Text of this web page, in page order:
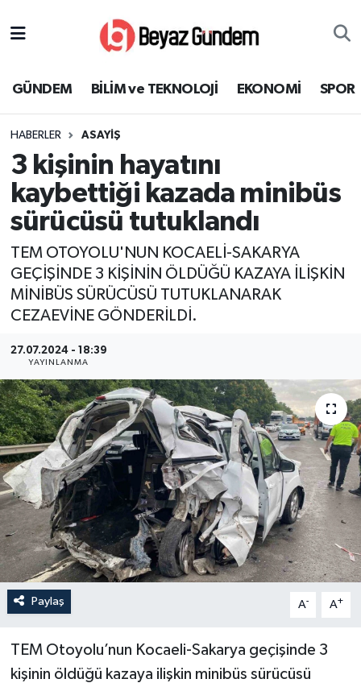
GÜNDEM BİLİM ve TEKNOLOJİ EKONOMİ SPOR
HABERLER ASAYİŞ
3 kişinin hayatını
kaybettiği kazada minibüs
sürücüsü tutuklandı
TEM OTOYOLU'NUN KOCAELİ-SAKARYA
GEÇİŞİNDE 3 KİŞİNİN ÖLDÜĞÜ KAZAYA İLİŞKİN
MİNİBÜS SÜRÜCÜSÜ TUTUKLANARAK
CEZAEVİNE GÖNDERİLDİ.
27.07.2024 - 18:39
YAYINLANMA
Paylaş A- A+
TEM Otoyolu’nun Kocaeli-Sakarya geçişinde 3
kişinin öldüğü kazaya ilişkin minibüs sürücüsü
EKONOMİ
SPOR
SAĞLIK
EĞİTİM
KÜLTÜR SANAT
MAGAZİN
YEREL
Süper Lig Puan Durumu ve Fikstür
Tüm Manşetler
Son Dakika Haberleri
Haber Arşivi